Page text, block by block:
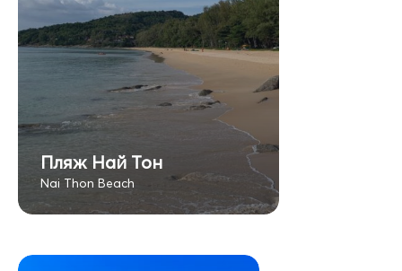
Пляж Най Тон
Nai Thon Beach